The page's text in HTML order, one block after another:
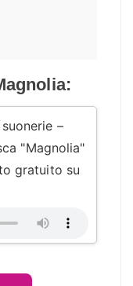
–
"Magnolia"
gratuito su